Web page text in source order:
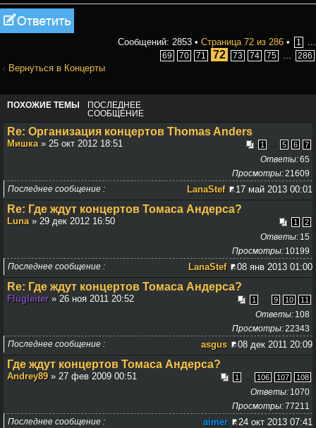
Ответить
Сообщений: 2853 • Страница 72 из 286 • 1 ...
69 70 71 72 73 74 75 ... 286
Вернуться в Концерты
ПОХОЖИЕ ТЕМЫ
ПОСЛЕДНЕЕ
СООБЩЕНИЕ
Re: Организация концертов Thomas Anders
1 ... 5 6 7
Мишка» 25 окт 2012 18:51
65
Ответы
21609
Просмотры
Последнее сообщение
LanaStef 17 май 2013 00:01
Re: Где ждут концертов Томаса Андерса?
1 2
Luna» 29 дек 2012 16:50
15
Ответы
10199
Просмотры
Последнее сообщение
LanaStef 08 янв 2013 01:00
Re: Где ждут концертов Томаса Андерса?
1 ... 9 10 11
Flugleiter» 26 ноя 2011 20:52
108
Ответы
22343
Просмотры
Последнее сообщение
asgus 08 дек 2011 20:09
Где ждут концертов Томаса Андерса?
1 ... 106 107 108
Andrey89» 27 фев 2009 00:51
1070
Ответы
77211
Просмотры
Последнее сообщение
aimer 24 окт 2013 07:41